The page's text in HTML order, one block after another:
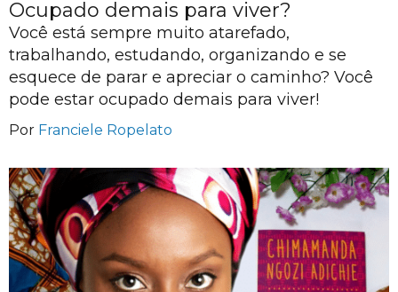
Ocupado demais para viver?
Você está sempre muito atarefado,
trabalhando, estudando, organizando e se
esquece de parar e apreciar o caminho? Você
pode estar ocupado demais para viver!
Por Franciele Ropelato